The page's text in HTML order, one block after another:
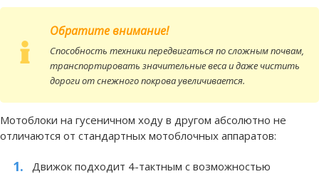
Обратите внимание!
Способность техники передвигаться по сложным почвам,
транспортировать значительные веса и даже чистить
дороги от снежного покрова увеличивается.
Мотоблоки на гусеничном ходу в другом абсолютно не
отличаются от стандартных мотоблочных аппаратов:
Движок подходит 4-тактным с возможностью